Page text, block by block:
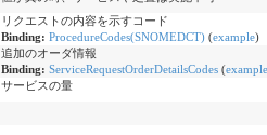
リクエストの内容を示すコード
Binding: ProcedureCodes(SNOMEDCT)(example)
追加のオーダ情報
Binding: ServiceRequestOrderDetailsCodes(example
サービスの量